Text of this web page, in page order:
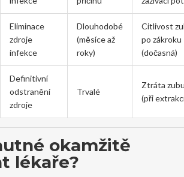
Eliminace
zdroje
infekce
Dlouhodobé
(měsíce až
roky)
Citlivost
po zákroku
(dočasná)
Definitivní
odstranění
zdroje
Trvalé
Ztráta
(při
okamžitě
lékaře?